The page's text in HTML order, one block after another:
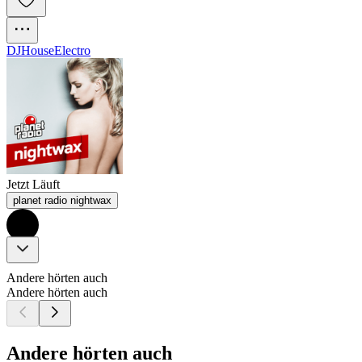
DJHouseElectro
Jetzt Läuft
planet radio nightwax
Andere hörten auch
Andere hörten auch
Andere hörten auch